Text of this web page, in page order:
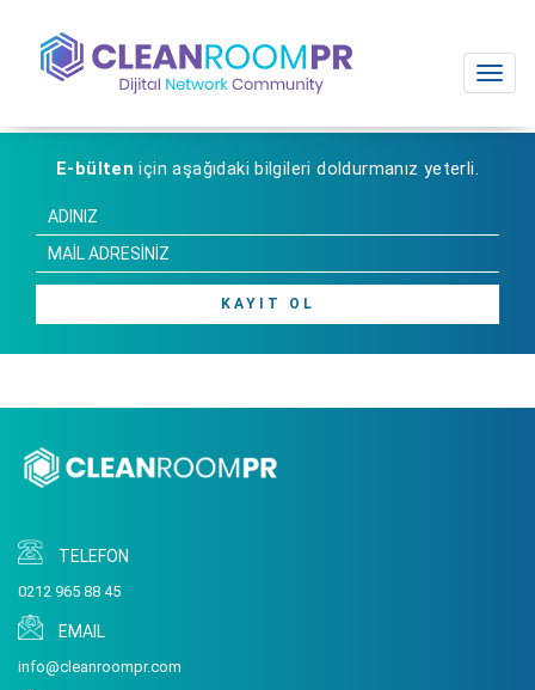
E-bülten için aşağıdaki bilgileri doldurmanız yeterli.
KAYIT OL
TELEFON
0212 965 88 45
EMAIL
info@cleanroompr.com